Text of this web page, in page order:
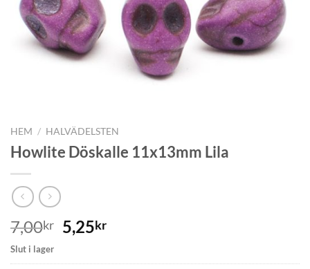
önskelistan
HEM / HALVÄDELSTEN
Howlite Döskalle 11x13mm Lila
7,00kr 5,25kr
Slut i lager